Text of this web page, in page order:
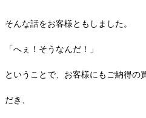
そんな話をお客様ともしました。
「へぇ！そうなんだ！」
ということで、お客様にもご納得の
だき、